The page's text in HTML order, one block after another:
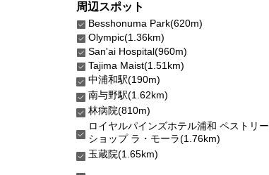
周辺スポット
Besshonuma Park(620m)
Olympic(1.36km)
San'ai Hospital(960m)
Tajima Maist(1.51km)
中浦和駅(190m)
南与野駅(1.62km)
林病院(810m)
ロイヤルパインズホテル浦和 ペストリー
ショップ ラ・モーラ(1.76km)
玉蔵院(1.65km)